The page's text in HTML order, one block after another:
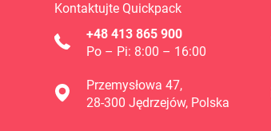
Kontaktujte Quickpack
+48 413 865 900
Po – Pi: 8:00 – 16:00
Przemysłowa 47,
28-300 Jędrzejów, Polska